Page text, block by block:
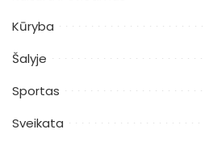
Kūryba
Šalyje
Sportas
Sveikata